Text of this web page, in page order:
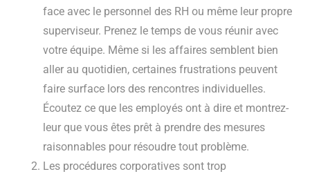
face avec le personnel des RH ou même leur propre
superviseur. Prenez le temps de vous réunir avec
votre équipe. Même si les affaires semblent bien
aller au quotidien, certaines frustrations peuvent
faire surface lors des rencontres individuelles.
Écoutez ce que les employés ont à dire et montrez-
leur que vous êtes prêt à prendre des mesures
raisonnables pour résoudre tout problème.
Les procédures corporatives sont trop